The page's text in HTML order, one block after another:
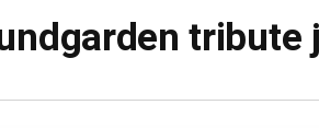
tribute